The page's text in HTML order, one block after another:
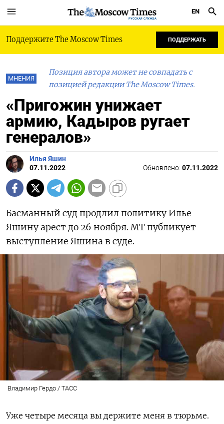
РУССКАЯ СЛУЖБА
EN
Поддержите The Moscow Times ПОДДЕРЖАТЬ
МНЕНИЯ
Позиция автора может не совпадать с
позицией редакции The Moscow Times.
«Пригожин унижает
армию, Кадыров ругает
генералов»
Илья Яшин
07.11.2022
Обновлено: 07.11.2022
Басманный суд продлил политику Илье
Яшину арест до 26 ноября. МТ публикует
выступление Яшина в суде.
Владимир Гердо / ТАСС
Уже четыре месяца вы держите меня в тюрьме.